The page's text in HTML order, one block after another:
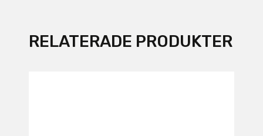
RELATERADE PRODUKTER